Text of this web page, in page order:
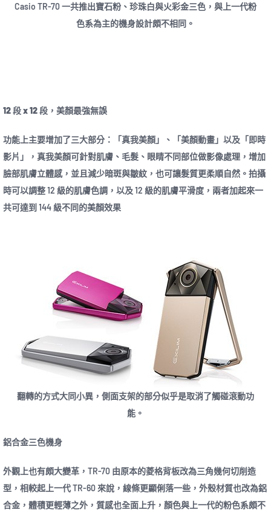
Casio TR-70 一共推出寶石粉、珍珠白與火彩金三色，與上一代粉
色系為主的機身設計頗不相同。
12 段 x 12 段，美顏最強無誤
功能上主要增加了三大部分：「真我美顏」、「美顏動畫」以及「即時
影片」，真我美顏可針對肌膚、毛髮、眼睛不同部位做影像處理，增加
臉部肌膚立體感，並且減少暗斑與皺紋，也可讓髮質更柔順自然。拍攝
時可以調整 12 級的肌膚色調，以及 12 級的肌膚平滑度，兩者加起來一
共可達到 144 級不同的美顏效果
翻轉的方式大同小異，側面支架的部分似乎是取消了觸碰滾動功
能。
鋁合金三色機身
外觀上也有頗大變革，TR-70 由原本的菱格背板改為三角幾何切削造
型，相較起上一代 TR-60 來說，線條更顯俐落一些，外殼材質也改為鋁
合金，體積更輕薄之外，質感也全面上升，顏色與上一代的粉色系頗不